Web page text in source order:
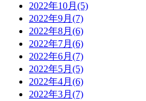
2022年10月(5)
2022年9月(7)
2022年8月(6)
2022年7月(6)
2022年6月(7)
2022年5月(5)
2022年4月(6)
2022年3月(7)